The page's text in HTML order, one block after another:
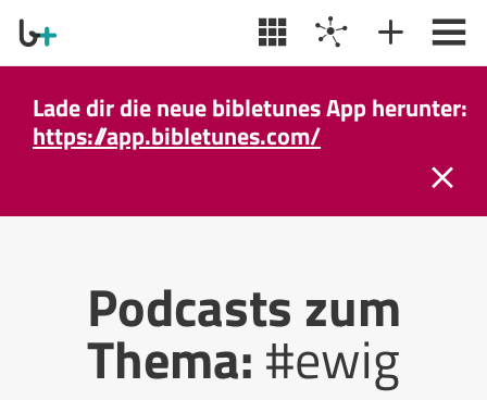
Lade dir die neue bibletunes App herunter:
https://app.bibletunes.com/
Podcasts zum
Thema:#ewig